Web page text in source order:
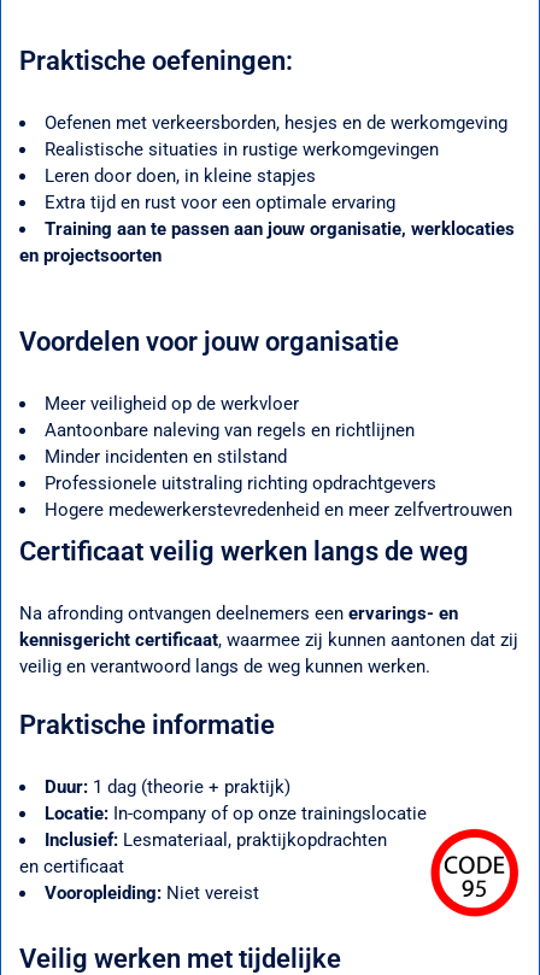
Praktische oefeningen:
Oefenen met verkeersborden, hesjes en de werkomgeving
Realistische situaties in rustige werkomgevingen
Leren door doen, in kleine stapjes
Extra tijd en rust voor een optimale ervaring
Training aan te passen aan jouw organisatie, werklocaties
en projectsoorten
Voordelen voor jouw organisatie
Meer veiligheid op de werkvloer
Aantoonbare naleving van regels en richtlijnen
Minder incidenten en stilstand
Professionele uitstraling richting opdrachtgevers
Hogere medewerkerstevredenheid en meer zelfvertrouwen
Certificaat veilig werken langs de weg
Na afronding ontvangen deelnemers een ervarings- en
kennisgericht certificaat, waarmee zij kunnen aantonen dat zij
veilig en verantwoord langs de weg kunnen werken.
Praktische informatie
Duur: 1 dag (theorie + praktijk)
Locatie: In-company of op onze trainingslocatie
Inclusief: Lesmateriaal, praktijkopdrachten
en certificaat
Vooropleiding: Niet vereist
Veilig werken met tijdelijke